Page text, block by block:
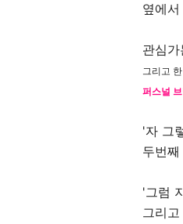
옆에
관심
그리고
퍼스널
'자 그
두번
'그럼
그리